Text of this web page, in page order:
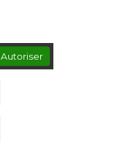
Autoriser